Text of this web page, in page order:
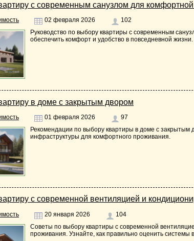
с современным санузлом для
02 февраля 2026
102
Руководство по выбору квартиры с современным
обеспечить комфорт и удобство в повседневной жизни.
в доме с закрытым двором
01 февраля 2026
97
Рекомендации по выбору квартиры в доме с закрытым
инфраструктуры для комфортного проживания.
с современной вентиляцией и
20 января 2026
104
Советы по выбору квартиры с современной
проживания. Узнайте, как правильно оценить системы